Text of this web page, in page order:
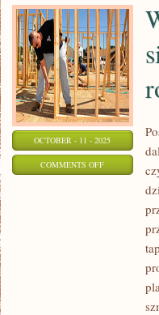
OCTOBER - 11 - 2025
COMMENTS OFFON
ABSORBUJĄ